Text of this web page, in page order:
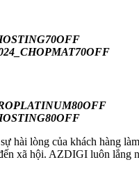
lòng của khách hàng
xã hội. AZDIGI luôn